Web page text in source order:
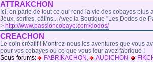
ATTRAKCHON
Ici, on parle de tout ce qui rend la vie des cobayes plus
Jeux, sorties, câlins... Avec la Boutique "Les Dodos de
> http://www.passioncobaye.com/dodos/
CREACHON
Le coin créatif ! Montrez-nous les aventures que vous
pour vos cobayes ou ce que vous leur avez fabriqué !
Sous-forums:
FABRIKACHON , AUDICHON ,